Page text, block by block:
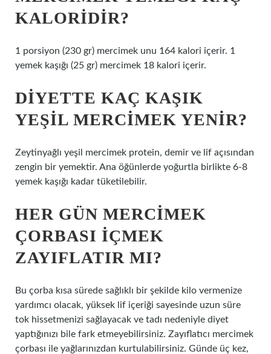
KALORIDIR?
1 porsiyon (230 gr) mercimek unu 164 kalori içerir. 1
yemek kaşığı (25 gr) mercimek 18 kalori içerir.
DIYETTE KAÇ KAŞIK
YEŞIL MERCIMEK YENIR?
Zeytinyağlı yeşil mercimek protein, demir ve lif açısından
zengin bir yemektir. Ana öğünlerde yoğurtla birlikte 6-8
yemek kaşığı kadar tüketilebilir.
HER GÜN MERCIMEK
ÇORBASI IÇMEK
ZAYIFLATIR MI?
Bu çorba kısa sürede sağlıklı bir şekilde kilo vermenize
yardımcı olacak, yüksek lif içeriği sayesinde uzun süre
tok hissetmenizi sağlayacak ve tadı nedeniyle diyet
yaptığınızı bile fark etmeyebilirsiniz. Zayıflatıcı mercimek
çorbası ile yağlarınızdan kurtulabilirsiniz. Günde üç kez,